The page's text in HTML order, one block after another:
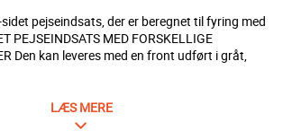
pejseindsats, der er beregnet til fyring med
PEJSEINDSATS MED FORSKELLIGE
Den kan leveres med en front udført i gråt,
LÆS MERE